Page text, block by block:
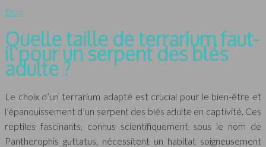
Blog
Quelle taille de terrarium faut-
il pour un serpent des blés
adulte ?
Le choix d’un terrarium adapté est crucial pour le bien-être et
l’épanouissement d’un serpent des blés adulte en captivité. Ces
reptiles fascinants, connus scientifiquement sous le nom de
Pantherophis guttatus, nécessitent un habitat soigneusement